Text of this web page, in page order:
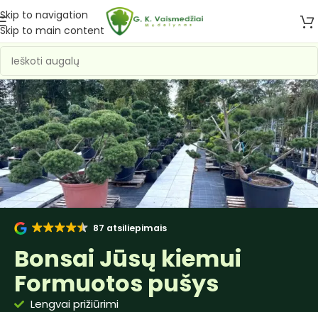
Skip to navigation
Skip to main content
87 atsiliepimais
Bonsai Jūsų kiemui
Formuotos pušys
Lengvai prižiūrimi